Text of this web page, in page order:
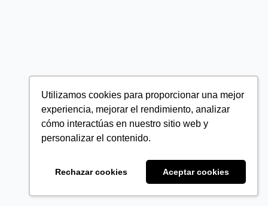
Utilizamos cookies para proporcionar una mejor
experiencia, mejorar el rendimiento, analizar
cómo interactúas en nuestro sitio web y
personalizar el contenido.
Rechazar cookies Aceptar cookies